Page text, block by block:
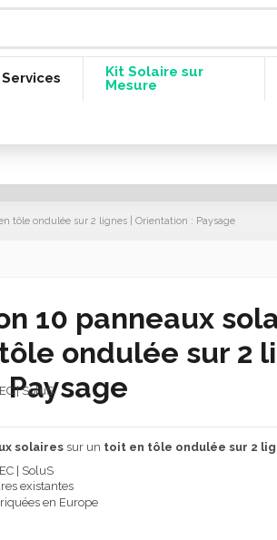
Services
Kit Solaire sur
Mesure
tôle ondulée sur 2 lignes | Orientation : Paysage
10 panneaux
ondulée sur 2
solairessur un toit en tôle ondulée sur 2
existantes
en Europe